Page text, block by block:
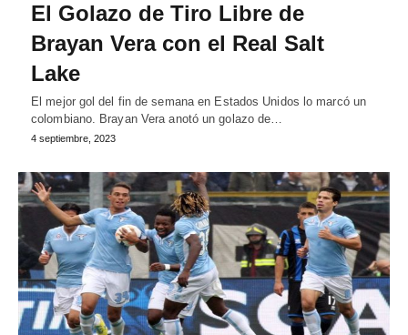
El Golazo de Tiro Libre de
Brayan Vera con el Real Salt
Lake
El mejor gol del fin de semana en Estados Unidos lo marcó un
colombiano. Brayan Vera anotó un golazo de…
4 septiembre, 2023